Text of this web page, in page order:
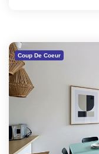
Coup De Coeur